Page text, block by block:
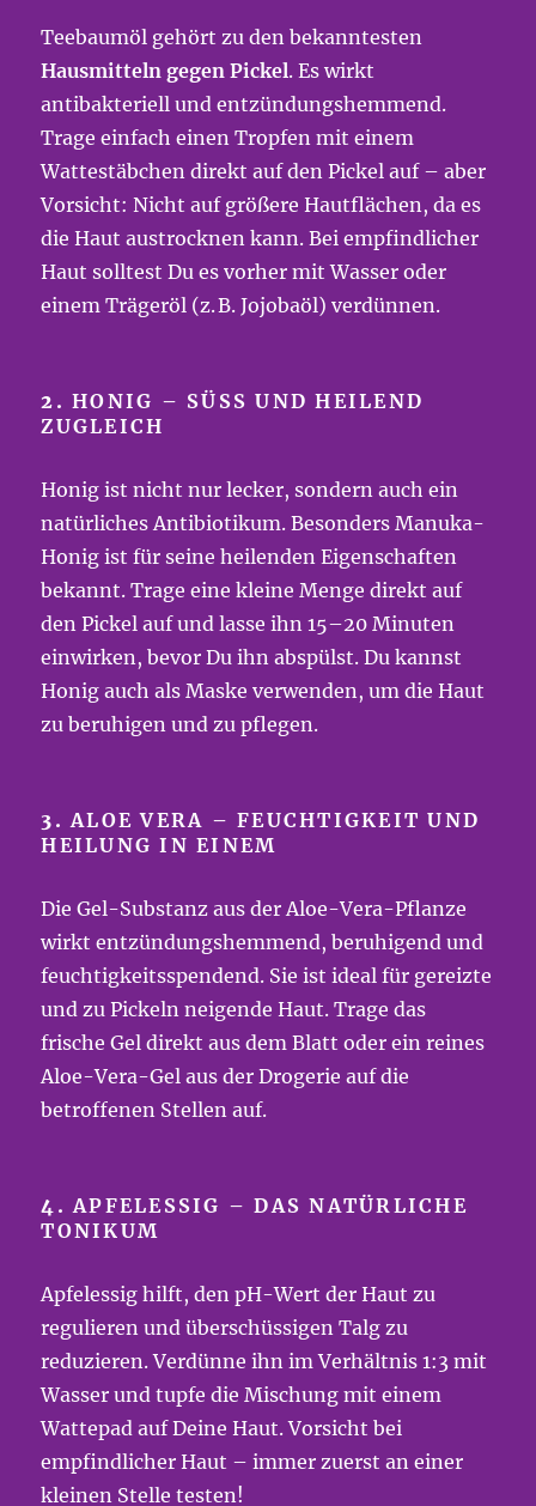
Teebaumöl gehört zu den bekanntesten
Hausmitteln gegen Pickel. Es wirkt
antibakteriell und entzündungshemmend.
Trage einfach einen Tropfen mit einem
Wattestäbchen direkt auf den Pickel auf – aber
Vorsicht: Nicht auf größere Hautflächen, da es
die Haut austrocknen kann. Bei empfindlicher
Haut solltest Du es vorher mit Wasser oder
einem Trägeröl (z. B. Jojobaöl) verdünnen.
2.HONIG – SÜSS UND HEILEND Z
UGLEICH
Honig ist nicht nur lecker, sondern auch ein
natürliches Antibiotikum. Besonders Manuka-
Honig ist für seine heilenden Eigenschaften
bekannt. Trage eine kleine Menge direkt auf
den Pickel auf und lasse ihn 15–20 Minuten
einwirken, bevor Du ihn abspülst. Du kannst
Honig auch als Maske verwenden, um die Haut
zu beruhigen und zu pflegen.
3.ALOE VERA – FEUCHTIGKEIT UND
HEILUNG IN EINEM
Die Gel-Substanz aus der Aloe-Vera-Pflanze
wirkt entzündungshemmend, beruhigend und
feuchtigkeitsspendend. Sie ist ideal für gereizte
und zu Pickeln neigende Haut. Trage das
frische Gel direkt aus dem Blatt oder ein reines
Aloe-Vera-Gel aus der Drogerie auf die
betroffenen Stellen auf.
4.APFELESSIG – DAS NATÜRLICHE
TONIKUM
Apfelessig hilft, den pH-Wert der Haut zu
regulieren und überschüssigen Talg zu
reduzieren. Verdünne ihn im Verhältnis 1:3 mit
Wasser und tupfe die Mischung mit einem
Wattepad auf Deine Haut. Vorsicht bei
empfindlicher Haut – immer zuerst an einer
kleinen Stelle testen!